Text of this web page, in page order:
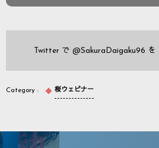
Twitter で @SakuraDaigaku96 を
桜ウェビナー